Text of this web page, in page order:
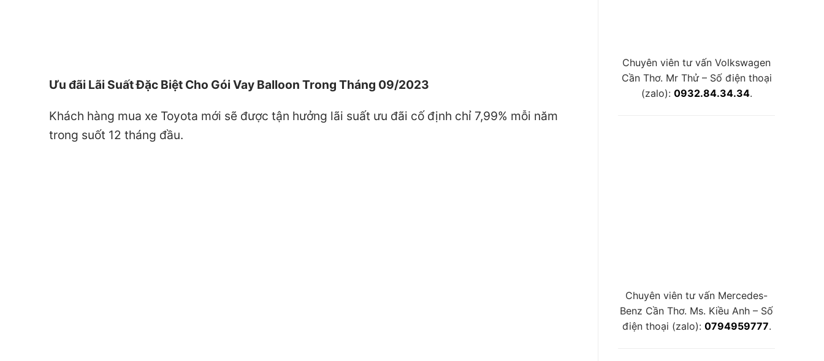
Ưu đãi Lãi Suất Đặc Biệt Cho Gói Vay Balloon Trong Tháng 09/2023
Khách hàng mua xe Toyota mới sẽ được tận hưởng lãi suất ưu đãi cố định chỉ 7,99% mỗi năm
trong suốt 12 tháng đầu.
Chuyên viên tư vấn Volkswagen
Cần Thơ. Mr Thử – Số điện thoại
(zalo): 0932.84.34.34.
Chuyên viên tư vấn Mercedes-
Benz Cần Thơ. Ms. Kiều Anh – Số
điện thoại (zalo): 0794959777.